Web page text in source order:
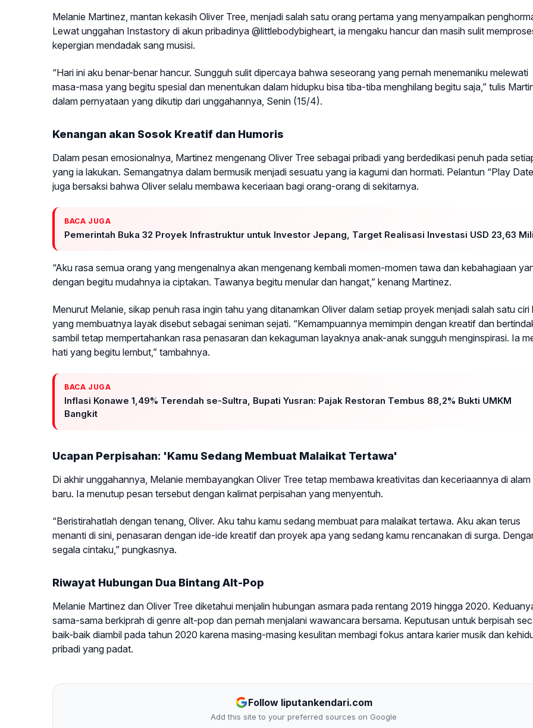
Melanie Martinez, mantan kekasih Oliver Tree, menjadi salah satu orang pertama yang menyampaikan
Lewat unggahan Instastory di akun pribadinya @littlebodybigheart, ia mengaku hancur dan masih sulit
kepergian mendadak sang musisi.
“Hari ini aku benar-benar hancur. Sungguh sulit dipercaya bahwa seseorang yang pernah menemaniku melewati
masa-masa yang begitu spesial dan menentukan dalam hidupku bisa tiba-tiba menghilang begitu saja,” tulis
dalam pernyataan yang dikutip dari unggahannya, Senin (15/4).
Kenangan akan Sosok Kreatif dan Humoris
Dalam pesan emosionalnya, Martinez mengenang Oliver Tree sebagai pribadi yang berdedikasi penuh pada
yang ia lakukan. Semangatnya dalam bermusik menjadi sesuatu yang ia kagumi dan hormati. Pelantun “Play
juga bersaksi bahwa Oliver selalu membawa keceriaan bagi orang-orang di sekitarnya.
BACA JUGA
Pemerintah Buka 32 Proyek Infrastruktur untuk Investor Jepang, Target Realisasi Investasi USD 23,63
“Aku rasa semua orang yang mengenalnya akan mengenang kembali momen-momen tawa dan kebahagiaan
dengan begitu mudahnya ia ciptakan. Tawanya begitu menular dan hangat,” kenang Martinez.
Menurut Melanie, sikap penuh rasa ingin tahu yang ditanamkan Oliver dalam setiap proyek menjadi salah satu ciri
yang membuatnya layak disebut sebagai seniman sejati. “Kemampuannya memimpin dengan kreatif dan
sambil tetap mempertahankan rasa penasaran dan kekaguman layaknya anak-anak sungguh menginspirasi. Ia
hati yang begitu lembut,” tambahnya.
BACA JUGA
Inflasi Konawe 1,49% Terendah se-Sultra, Bupati Yusran: Pajak Restoran Tembus 88,2% Bukti UMKM
Bangkit
Ucapan Perpisahan: 'Kamu Sedang Membuat Malaikat Tertawa'
Di akhir unggahannya, Melanie membayangkan Oliver Tree tetap membawa kreativitas dan keceriaannya di
baru. Ia menutup pesan tersebut dengan kalimat perpisahan yang menyentuh.
“Beristirahatlah dengan tenang, Oliver. Aku tahu kamu sedang membuat para malaikat tertawa. Aku akan terus
menanti di sini, penasaran dengan ide-ide kreatif dan proyek apa yang sedang kamu rencanakan di surga.
segala cintaku,” pungkasnya.
Riwayat Hubungan Dua Bintang Alt-Pop
Melanie Martinez dan Oliver Tree diketahui menjalin hubungan asmara pada rentang 2019 hingga 2020.
sama-sama berkiprah di genre alt-pop dan pernah menjalani wawancara bersama. Keputusan untuk berpisah
baik-baik diambil pada tahun 2020 karena masing-masing kesulitan membagi fokus antara karier musik dan
pribadi yang padat.
Follow liputankendari.com
Add this site to your preferred sources on Google